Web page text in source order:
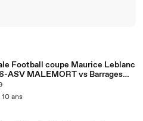
Football coupe Maurice Leblanc
ASV MALEMORT vs Barrages
10 ans